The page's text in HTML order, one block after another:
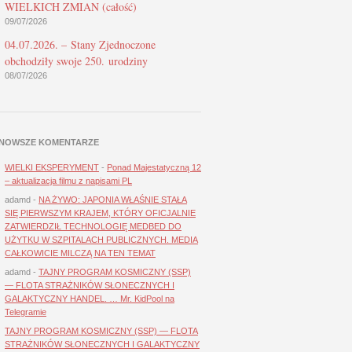
WIELKICH ZMIAN (całość)
09/07/2026
04.07.2026. – Stany Zjednoczone
obchodziły swoje 250. urodziny
08/07/2026
KOMENTARZE
WIELKI EKSPERYMENT - Ponad Majestatyczną 12
– aktualizacja filmu z napisami PL
adamd - NA ŻYWO: JAPONIA WŁAŚNIE STAŁA
SIĘ PIERWSZYM KRAJEM, KTÓRY OFICJALNIE
ZATWIERDZIŁ TECHNOLOGIĘ MEDBED DO
UŻYTKU W SZPITALACH PUBLICZNYCH. MEDIA
CAŁKOWICIE MILCZĄ NA TEN TEMAT
adamd - TAJNY PROGRAM KOSMICZNY (SSP)
— FLOTA STRAŻNIKÓW SŁONECZNYCH I
GALAKTYCZNY HANDEL. … Mr. KidPool na
Telegramie
TAJNY PROGRAM KOSMICZNY (SSP) — FLOTA
STRAŻNIKÓW SŁONECZNYCH I GALAKTYCZNY